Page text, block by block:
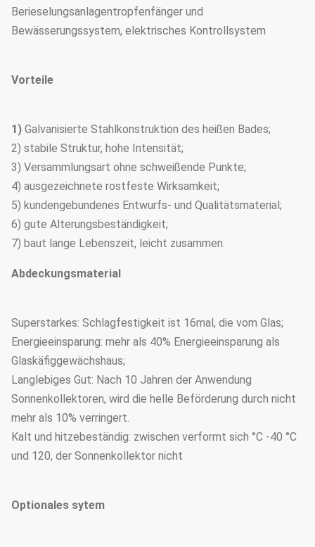
Berieselungsanlagentropfenfänger und
Bewässerungssystem, elektrisches Kontrollsystem
Vorteile
1) Galvanisierte Stahlkonstruktion des heißen Bades;
2) stabile Struktur, hohe Intensität;
3) Versammlungsart ohne schweißende Punkte;
4) ausgezeichnete rostfeste Wirksamkeit;
5) kundengebundenes Entwurfs- und Qualitätsmaterial;
6) gute Alterungsbeständigkeit;
7) baut lange Lebenszeit, leicht zusammen.
Abdeckungsmaterial
Superstarkes: Schlagfestigkeit ist 16mal, die vom Glas;
Energieeinsparung: mehr als 40% Energieeinsparung als
Glaskäfiggewächshaus;
Langlebiges Gut: Nach 10 Jahren der Anwendung
Sonnenkollektoren, wird die helle Beförderung durch nicht
mehr als 10% verringert.
Kalt und hitzebeständig: zwischen verformt sich °C -40 °C
und 120, der Sonnenkollektor nicht
Optionales sytem